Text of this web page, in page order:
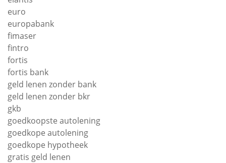
euro
europabank
fimaser
fintro
fortis
fortis bank
geld lenen zonder bank
geld lenen zonder bkr
gkb
goedkoopste autolening
goedkope autolening
goedkope hypotheek
gratis geld lenen